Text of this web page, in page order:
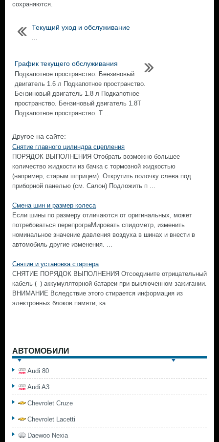
сохраняются.
Текущий уход и обслуживание
...
График текущего обслуживания
Подкапотное пространство. Бензиновый
двигатель 1.6 л Подкапотное пространство.
Бензиновый двигатель 1.8 л Подкапотное
пространство. Бензиновый двигатель 1.8Т
Подкапотное пространство. Т ...
Другое на сайте:
Снятие главного цилиндра сцепления
ПОРЯДОК ВЫПОЛНЕНИЯ Отобрать возможно большее
количество жидкости из бачка с тормозной жидкостью
(например, старым шприцем). Открутить полочку слева под
приборной панелью (см. Салон) Подложить п ...
Смена шин и размер колеса
Если шины по размеру отличаются от оригинальных, может
потребоваться перепрограМировать спидометр, изменить
номинальное значение давления воздуха в шинах и внести в
автомобиль другие изменения. ...
Снятие и установка стартера
СНЯТИЕ ПОРЯДОК ВЫПОЛНЕНИЯ Отсоедините отрицательный
кабель (–) аккумуляторной батареи при выключенном зажигании.
ВНИМАНИЕ Вследствие этого стирается информация из
электронных блоков памяти, ка ...
АВТОМОБИЛИ
Audi 80
Audi A3
Chevrolet Cruze
Chevrolet Lacetti
Daewoo Nexia